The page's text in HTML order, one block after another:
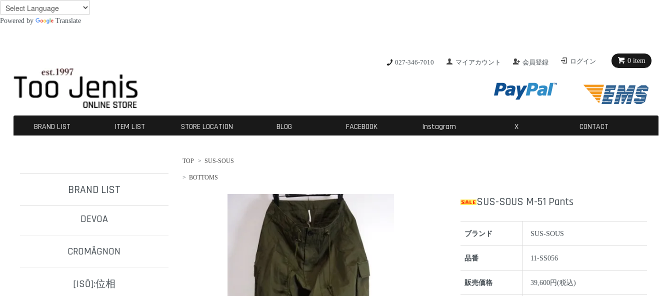
Powered by Translate
0 item
027-346-7010 マイアカウント 会員登録 ログイン
BRAND LIST
ITEM LIST
STORE LOCATION BLOG FACEBOOK Instagram X CONTACT
TOP > SUS-SOUS
> BOTTOMS
SUS-SOUS M-51 Pants
ブランド SUS-SOUS
品番 11-SS056
販売価格 39,600円(税込)
BRAND LIST
DEVOA
CROMÄGNON
[ISŌ]:位相